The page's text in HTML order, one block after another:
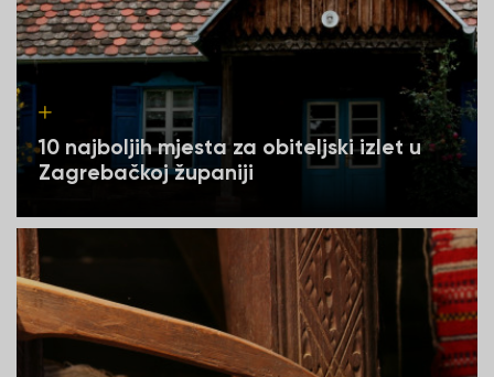
10 najboljih mjesta za obiteljski izlet u
Zagrebačkoj županiji